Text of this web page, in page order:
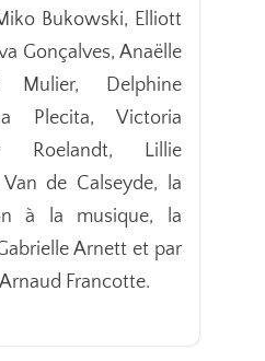
Bukowski, Elliott
Gonçalves, Anaëlle
Mulier, Delphine
Plecita, Victoria
Roelandt, Lillie
de Calseyde, la
à la musique, la
Arnett et par
Francotte.